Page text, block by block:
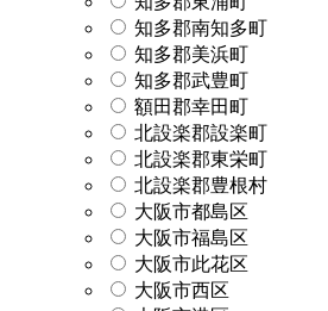
知多郡南知多町
知多郡美浜町
知多郡武豊町
額田郡幸田町
北設楽郡設楽町
北設楽郡東栄町
北設楽郡豊根村
大阪市都島区
大阪市福島区
大阪市此花区
大阪市西区